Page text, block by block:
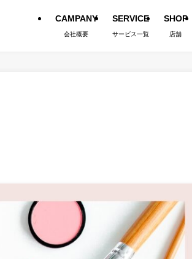
CAMPANY
会社概要
SERVICE
サービス一覧
SHOP
店舗